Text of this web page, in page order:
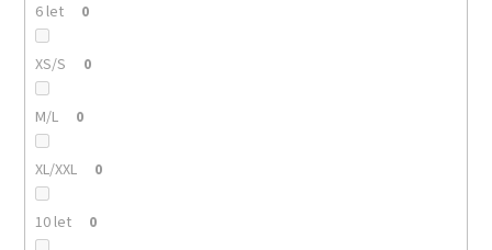
6 let 0
XS/S 0
M/L 0
XL/XXL 0
10 let 0